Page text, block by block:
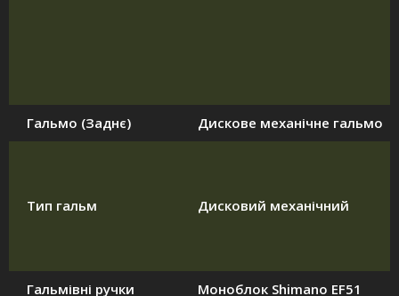
Гальмо (Заднє) Дискове механічне гальмо
Тип гальм Дисковий механічний
Гальмівні ручки Моноблок Shimano EF51